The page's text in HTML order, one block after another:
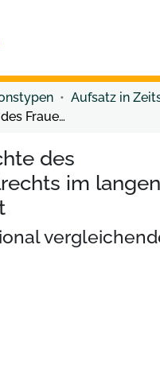
Aufsatz in
Zur Geschichte des Frauenwahlrechts im langen 19. Jahrhundert
des
im